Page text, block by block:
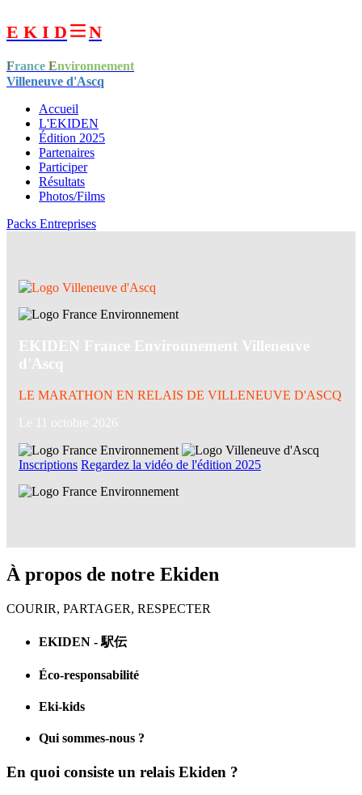
E K I D N
France Environnement
Villeneuve d'Ascq
Accueil
L'EKIDEN
Édition 2025
Partenaires
Participer
Résultats
Photos/Films
Packs Entreprises
EKIDEN France Environnement Villeneuve
d'Ascq
LE MARATHON EN RELAIS DE VILLENEUVE D'ASCQ
Le 11 octobre 2026
Inscriptions Regardez la vidéo de l'édition 2025
À propos de notre Ekiden
COURIR, PARTAGER, RESPECTER
EKIDEN - 駅伝
Éco-responsabilité
Eki-kids
Qui sommes-nous ?
En quoi consiste un relais Ekiden ?